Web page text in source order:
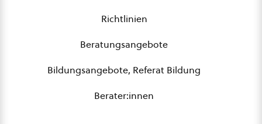
Richtlinien
Beratungsangebote
Bildungsangebote, Referat Bildung
Berater:innen